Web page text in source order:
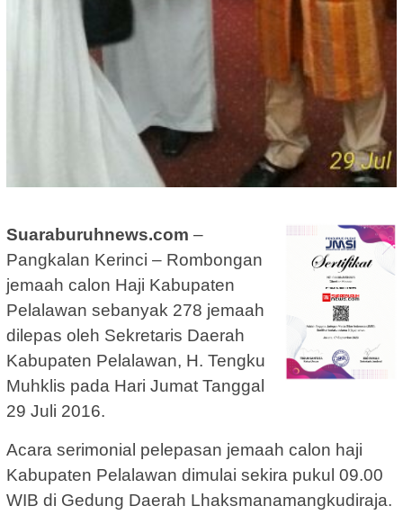
Suaraburuhnews.com –
Pangkalan Kerinci – Rombongan
jemaah calon Haji Kabupaten
Pelalawan sebanyak 278 jemaah
dilepas oleh Sekretaris Daerah
Kabupaten Pelalawan, H. Tengku
Muhklis pada Hari Jumat Tanggal
29 Juli 2016.
Acara serimonial pelepasan jemaah calon haji
Kabupaten Pelalawan dimulai sekira pukul 09.00
WIB di Gedung Daerah Lhaksmanamangkudiraja.